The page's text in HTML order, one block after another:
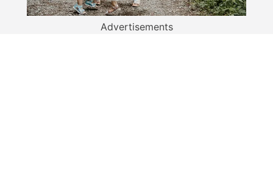
Advertisements